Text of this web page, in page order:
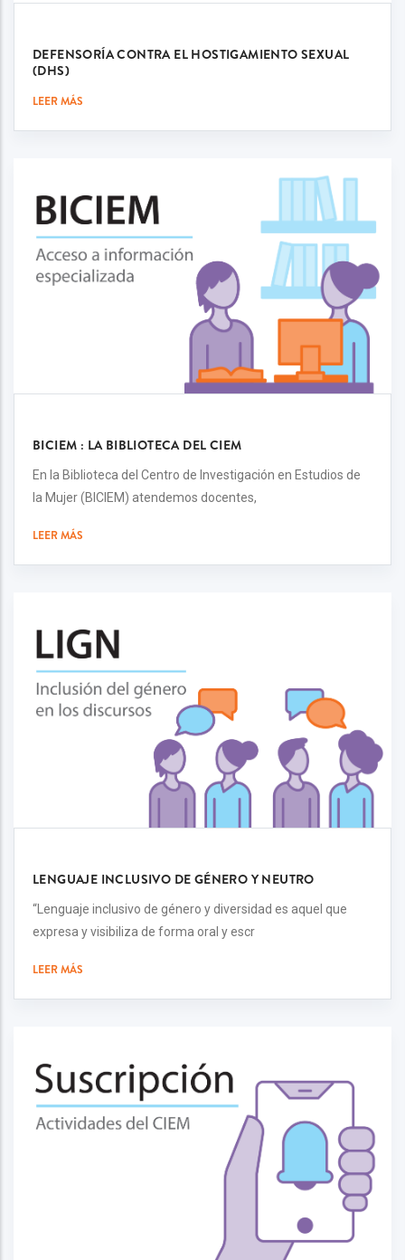
DEFENSORÍA CONTRA EL HOSTIGAMIENTO SEXUAL
(DHS)
LEER MÁS
BICIEM : LA BIBLIOTECA DEL CIEM
En la Biblioteca del Centro de Investigación en Estudios de
la Mujer (BICIEM) atendemos docentes,
LEER MÁS
LENGUAJE INCLUSIVO DE GÉNERO Y NEUTRO
“Lenguaje inclusivo de género y diversidad es aquel que
expresa y visibiliza de forma oral y escr
LEER MÁS